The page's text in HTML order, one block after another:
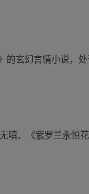
的玄幻言情小说，
嗔、《紫罗兰永恒